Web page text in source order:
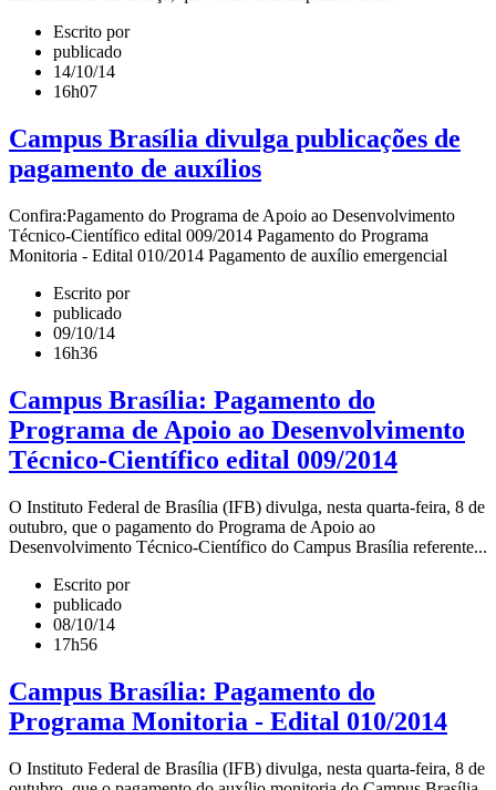
Escrito por
publicado
14/10/14
16h07
Campus Brasília divulga publicações de
pagamento de auxílios
Confira:Pagamento do Programa de Apoio ao Desenvolvimento
Técnico-Científico edital 009/2014 Pagamento do Programa
Monitoria - Edital 010/2014 Pagamento de auxílio emergencial
Escrito por
publicado
09/10/14
16h36
Campus Brasília: Pagamento do
Programa de Apoio ao Desenvolvimento
Técnico-Científico edital 009/2014
O Instituto Federal de Brasília (IFB) divulga, nesta quarta-feira, 8 de
outubro, que o pagamento do Programa de Apoio ao
Desenvolvimento Técnico-Científico do Campus Brasília referente...
Escrito por
publicado
08/10/14
17h56
Campus Brasília: Pagamento do
Programa Monitoria - Edital 010/2014
O Instituto Federal de Brasília (IFB) divulga, nesta quarta-­feira, 8 de